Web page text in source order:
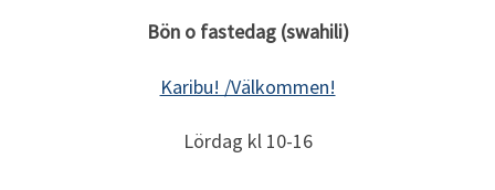
Bön o fastedag (swahili)
Karibu! /Välkommen!
Lördag kl 10-16